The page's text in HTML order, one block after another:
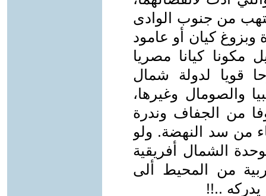
من جنوب الوادى
كيان أو عامود
كيانا مصريا
قويا لدولة شمال
والصومال وغيرها،
من الجفاف وندرة
من سد النهضة. ولو
الشمال أفريقية
من المحيط ألى
يدركه ..!!